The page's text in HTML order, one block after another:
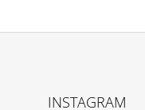
INSTAGRAM